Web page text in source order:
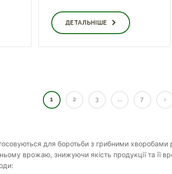
ДЕТАЛЬНІШЕ
1 2 3 ... 7
для боротьби з грибними
врожаю, знижуючи якість продукції та її